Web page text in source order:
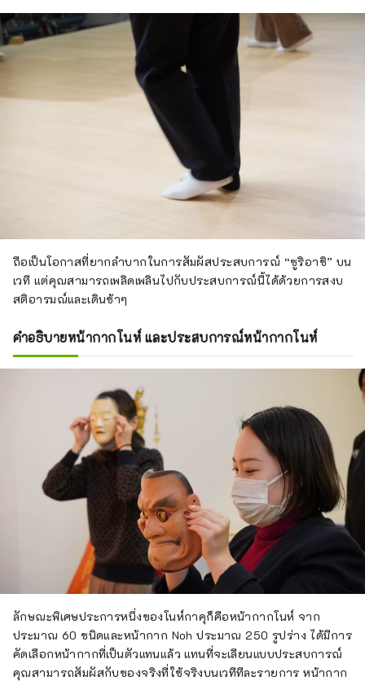
ถือเป็นโอกาสที่ยากลำบากในการสัมผัสประสบการณ์ “ซูริอาชิ” บน
เวที แต่คุณสามารถเพลิดเพลินไปกับประสบการณ์นี้ได้ด้วยการสงบ
สติอารมณ์และเดินช้าๆ
คำอธิบายหน้ากากโนห์ และประสบการณ์หน้ากากโนห์
ลักษณะพิเศษประการหนึ่งของโนห์กาคุก็คือหน้ากากโนห์ จาก
ประมาณ 60 ชนิดและหน้ากาก Noh ประมาณ 250 รูปร่าง ได้มีการ
คัดเลือกหน้ากากที่เป็นตัวแทนแล้ว แทนที่จะเลียนแบบประสบการณ์
คุณสามารถสัมผัสกับของจริงที่ใช้จริงบนเวทีทีละรายการ หน้ากาก